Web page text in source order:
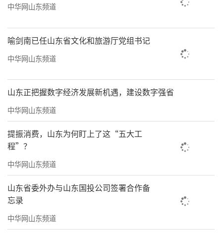
中华网山东频道
喻剑南已任山东省文化和旅游厅党组书记
中华网山东频道
山东正把握数字经济发展新机遇，建设数字强省
中华网山东频道
提振消费，山东为何盯上了这“五大工
程”？
中华网山东频道
山东省委外办与山东国投公司签署合作备
忘录
中华网山东频道